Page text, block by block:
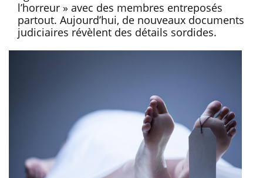
l’horreur » avec des membres entreposés
partout. Aujourd’hui, de nouveaux documents
judiciaires révèlent des détails sordides.